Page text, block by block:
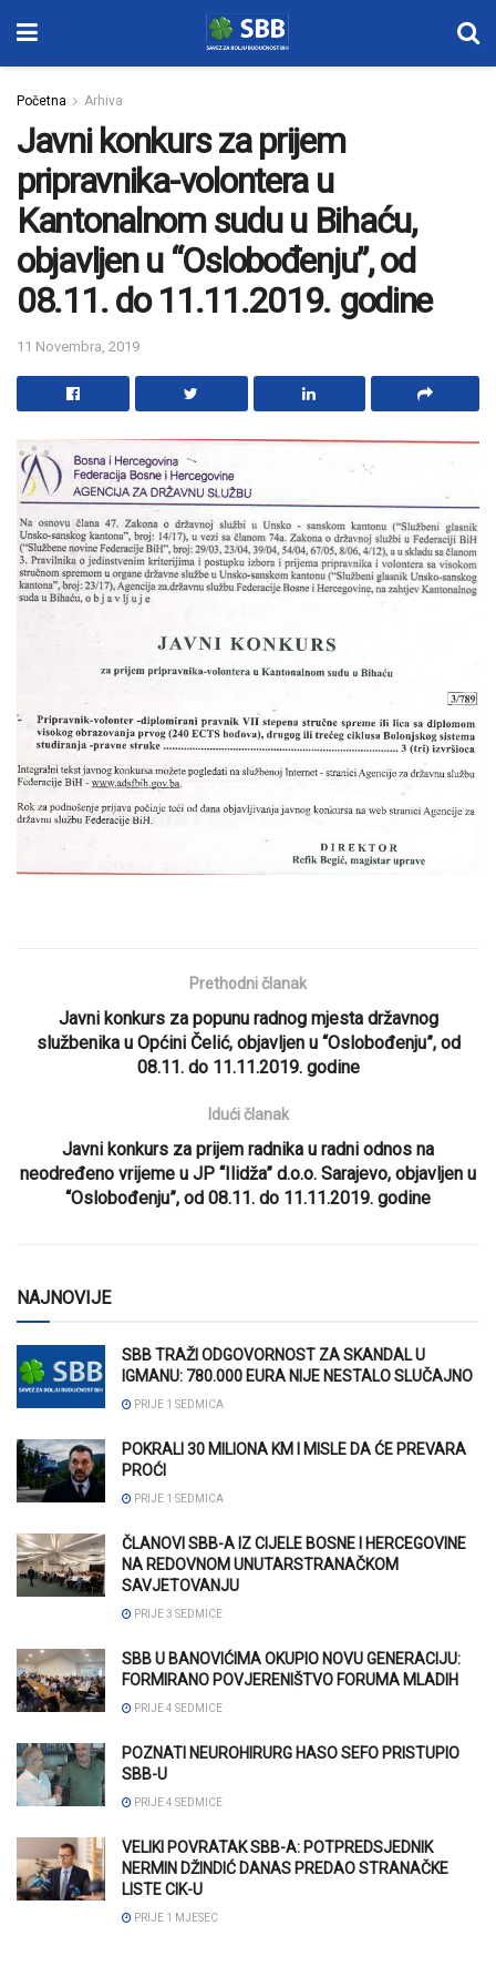
Početna Arhiva
Javni konkurs za prijem
pripravnika-volontera u
Kantonalnom sudu u Bihaću,
objavljen u “Oslobođenju”, od
08.11. do 11.11.2019. godine
11 Novembra, 2019
Prethodni članak
Javni konkurs za popunu radnog mjesta državnog
službenika u Općini Čelić, objavljen u “Oslobođenju”, od
08.11. do 11.11.2019. godine
Idući članak
Javni konkurs za prijem radnika u radni odnos na
neodređeno vrijeme u JP “Ilidža” d.o.o. Sarajevo, objavljen u
“Oslobođenju”, od 08.11. do 11.11.2019. godine
NAJNOVIJE
SBB TRAŽI ODGOVORNOST ZA SKANDAL U
IGMANU: 780.000 EURA NIJE NESTALO SLUČAJNO
PRIJE 1 SEDMICA
POKRALI 30 MILIONA KM I MISLE DA ĆE PREVARA
PROĆI
PRIJE 1 SEDMICA
ČLANOVI SBB-A IZ CIJELE BOSNE I HERCEGOVINE
NA REDOVNOM UNUTARSTRANAČKOM
SAVJETOVANJU
PRIJE 3 SEDMICE
SBB U BANOVIĆIMA OKUPIO NOVU GENERACIJU:
FORMIRANO POVJERENIŠTVO FORUMA MLADIH
PRIJE 4 SEDMICE
POZNATI NEUROHIRURG HASO SEFO PRISTUPIO
SBB-U
PRIJE 4 SEDMICE
VELIKI POVRATAK SBB-A: POTPREDSJEDNIK
NERMIN DŽINDIĆ DANAS PREDAO STRANAČKE
LISTE CIK-U
PRIJE 1 MJESEC